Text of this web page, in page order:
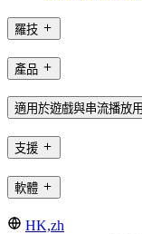
羅技
產品
適用於遊戲與串流播放
支援
軟體
HK,zh